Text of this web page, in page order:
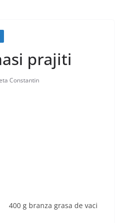
prajiti
Constantin
400 g branza grasa de vaci